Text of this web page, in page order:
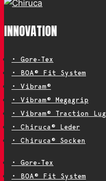
INNOVATION
• Gore-Tex
• BOA® Fit System
• Vibram®
• Vibram® Megagrip
• Vibram® Traction Lug
• Chiruca® Leder
• Chiruca® Socken
• Gore-Tex
• BOA® Fit System